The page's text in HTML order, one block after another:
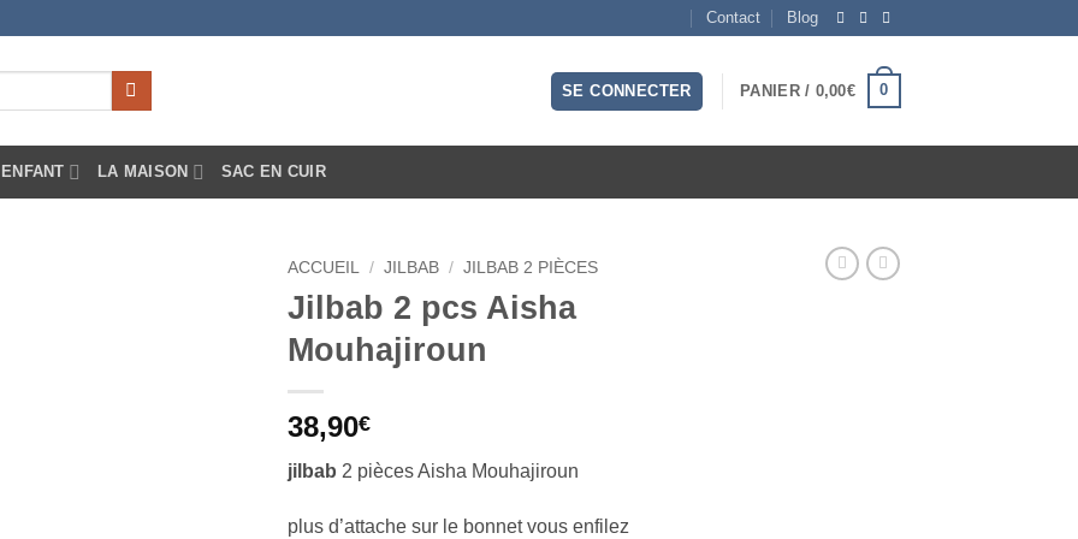
Contact Blog
SE CONNECTER PANIER / 0,00€ 0
ENFANT LA MAISON SAC EN CUIR
ACCUEIL / JILBAB / JILBAB 2 PIÈCES
Jilbab 2 pcs Aisha
Mouhajiroun
38,90€
jilbab 2 pièces Aisha Mouhajiroun
plus d’attache sur le bonnet vous enfilez